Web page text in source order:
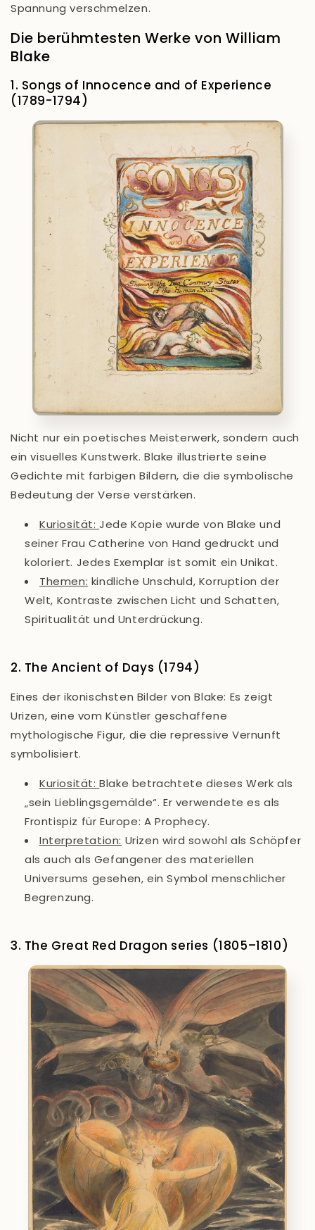
Spannung verschmelzen.
Die berühmtesten Werke von William
Blake
1. Songs of Innocence and of Experience
(1789-1794)
Nicht nur ein poetisches Meisterwerk, sondern auch
ein visuelles Kunstwerk. Blake illustrierte seine
Gedichte mit farbigen Bildern, die die symbolische
Bedeutung der Verse verstärken.
Kuriosität:Jede Kopie wurde von Blake und
seiner Frau Catherine von Hand gedruckt und
koloriert. Jedes Exemplar ist somit ein Unikat.
Themen: kindliche Unschuld, Korruption der
Welt, Kontraste zwischen Licht und Schatten,
Spiritualität und Unterdrückung.
2. The Ancient of Days (1794)
Eines der ikonischsten Bilder von Blake: Es zeigt
Urizen, eine vom Künstler geschaffene
mythologische Figur, die die repressive Vernunft
symbolisiert.
Kuriosität:Blake betrachtete dieses Werk als
„sein Lieblingsgemälde“. Er verwendete es als
Frontispiz für Europe: A Prophecy.
Interpretation: Urizen wird sowohl als Schöpfer
als auch als Gefangener des materiellen
Universums gesehen, ein Symbol menschlicher
Begrenzung.
3. The Great Red Dragon series (1805–1810)